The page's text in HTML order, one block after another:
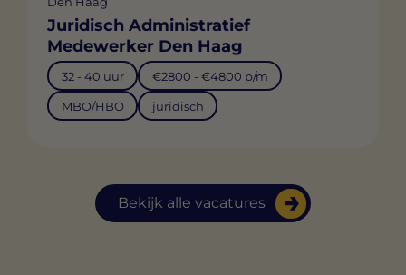
Bekijk alle vacatures
Juridisch Administratief
Medewerker Den Haag
32 - 40 uur €2800 - €4800 p/m
MBO/HBO juridisch